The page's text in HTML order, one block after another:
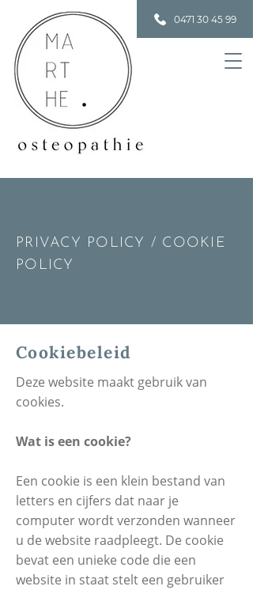
0471 30 45 99
PRIVACY POLICY / COOKIE
POLICY
Cookiebeleid
Deze website maakt gebruik van
cookies.
Wat is een cookie?
Een cookie is een klein bestand van
letters en cijfers dat naar je
computer wordt verzonden wanneer
u de website raadpleegt. De cookie
bevat een unieke code die een
website in staat stelt een gebruiker